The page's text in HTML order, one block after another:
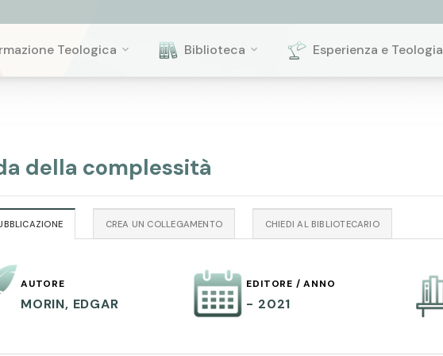
Teologica Biblioteca Esperienza e Teologia
della complessità
CREA UN COLLEGAMENTO CHIEDI AL BIBLIOTECARIO
AUTORE
MORIN, EDGAR
EDITORE / ANNO
- 2021